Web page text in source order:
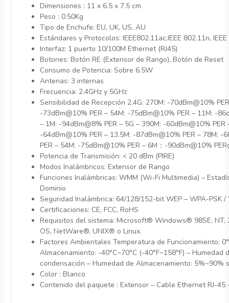
Dimensiones : 11 x 6.5 x 7.5 cm
Peso : 0.50Kg
Tipo de Enchufe: EU, UK, US, AU
Estándares y Protocolos: IEEE802.11ac,IEEE 802.11n,
Interfaz: 1 puerto 10/100M Ethernet (RJ45)
Botones: Botón RE (Extensor de Rango), Botón de Reset
Consumo de Potencia: Sobre 6.5W
Antenas: 3 internas
Frecuencia: 2.4GHz y 5GHz
Sensibilidad de Recepción 2.4G: 270M: -70dBm@10%
-73dBm@10% PER – 54M: -75dBm@10% PER – 11M: -
– 1M: -94dBm@8% PER – 5G – 390M: -60dBm@10%
-64dBm@10% PER – 13.5M: -87dBm@10% PER – 78M: -
PER – 54M: -75dBm@10% PER – 6M：-90dBm@10%
Potencia de Transmisión: < 20 dBm (PIRE)
Modos Inalámbricos: Extensor de Rango
Funciones Inalámbricas: WMM (Wi-Fi Multimedia) –
Dominio
Seguridad Inalámbrica: 64/128/152-bit WEP – WPA-PSK /
Certificaciones: CE, FCC, RoHS
Requisitos del sistema: Microsoft® Windows® 98SE,
OS, NetWare®, UNIX® o Linux.
Factores Ambientales Temperatura de Funcionamiento:
Almacenamiento: -40°C~70°C (-40°F~158°F) –
condensación – Humedad de Almacenamiento: 5%~90%
Color : Blanco
Contenido del paquete : Extensor – Cable Ethernet RJ-45